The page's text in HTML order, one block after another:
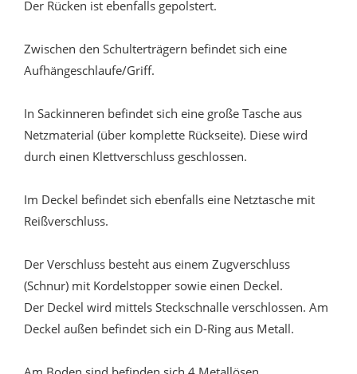
Der Rücken ist ebenfalls gepolstert.
Zwischen den Schulterträgern befindet sich eine
Aufhängeschlaufe/Griff.
In Sackinneren befindet sich eine große Tasche aus
Netzmaterial (über komplette Rückseite). Diese wird
durch einen Klettverschluss geschlossen.
Im Deckel befindet sich ebenfalls eine Netztasche mit
Reißverschluss.
Der Verschluss besteht aus einem Zugverschluss
(Schnur) mit Kordelstopper sowie einen Deckel.
Der Deckel wird mittels Steckschnalle verschlossen. Am
Deckel außen befindet sich ein D-Ring aus Metall.